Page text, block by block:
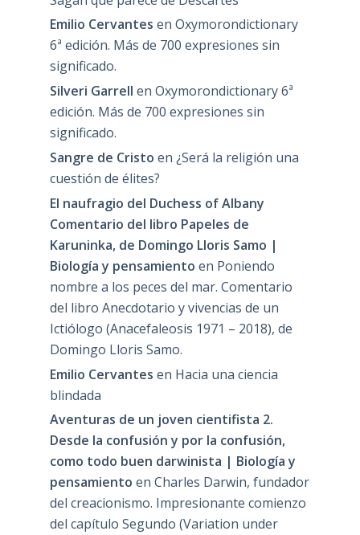
Emilio Cervantes en Oxymorondictionary
6ª edición. Más de 700 expresiones sin
significado.
Silveri Garrell en Oxymorondictionary 6ª
edición. Más de 700 expresiones sin
significado.
Sangre de Cristo en ¿Será la religión una
cuestión de élites?
El naufragio del Duchess of Albany
Comentario del libro Papeles de
Karuninka, de Domingo Lloris Samo |
Biología y pensamiento en Poniendo
nombre a los peces del mar. Comentario
del libro Anecdotario y vivencias de un
Ictiólogo (Anacefaleosis 1971 – 2018), de
Domingo Lloris Samo.
Emilio Cervantes en Hacia una ciencia
blindada
Aventuras de un joven cientifista 2.
Desde la confusión y por la confusión,
como todo buen darwinista | Biología y
pensamiento en Charles Darwin, fundador
del creacionismo. Impresionante comienzo
del capítulo Segundo (Variation under